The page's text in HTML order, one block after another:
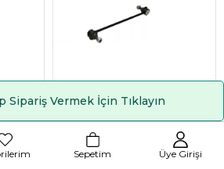
Askı
Ford Fusion 2002-2013 Ön Askı
Rotu ( Z Rot ) Lemforder
Marka 2S613B438AE
Sipariş Vermek İçin Tıklayın
Sepetim Üye Girişi